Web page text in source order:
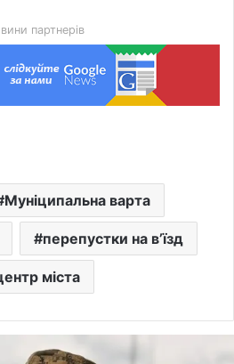
партнерів
Муніципальна варта
перепустки на в’їзд
міста